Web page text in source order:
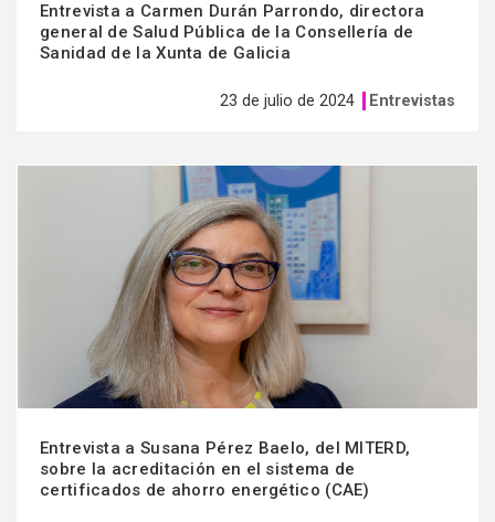
Entrevista a Carmen Durán Parrondo, directora
general de Salud Pública de la Consellería de
Sanidad de la Xunta de Galicia
23 de julio de 2024 Entrevistas
Entrevista a Susana Pérez Baelo, del MITERD,
sobre la acreditación en el sistema de
certificados de ahorro energético (CAE)